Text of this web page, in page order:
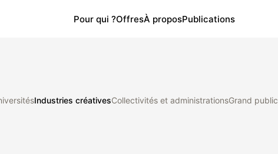
Pour qui ?OffresÀ proposPublications
Industries créativesCollectivités et administrationsGrand public